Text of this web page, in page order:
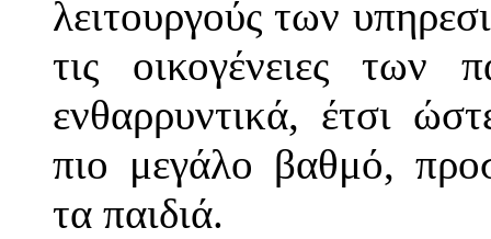
λειτουργούς των
τις οικογένειες των
ενθαρρυντικά, έτσι
πιο μεγάλο βαθμό,
τα παιδιά.